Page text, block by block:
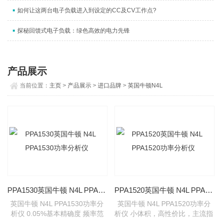
如何让这两台电子负载进入到设定的CC及CV工作点?
探秘回馈式电子负载：绿色高效的电力先锋
产品展示
当前位置： 主页 > 产品展示 >进口品牌 >英国牛顿N4L
PPA1530英国牛顿 N4L PPA1530功率分析仪
英国牛顿 N4L PPA1530功率分
析仪 0.05%基本精确度 频率范
PPA1520英国牛顿 N4L PPA1520功率分析仪
英国牛顿 N4L PPA1520功率分
析仪 小体积，高性价比，主流指